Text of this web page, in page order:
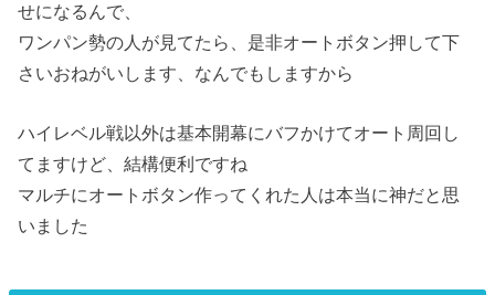
せになるんで、
ワンパン勢の人が見てたら、是非オートボタン押して下
さいおねがいします、なんでもしますから
ハイレベル戦以外は基本開幕にバフかけてオート周回し
てますけど、結構便利ですね
マルチにオートボタン作ってくれた人は本当に神だと思
いました